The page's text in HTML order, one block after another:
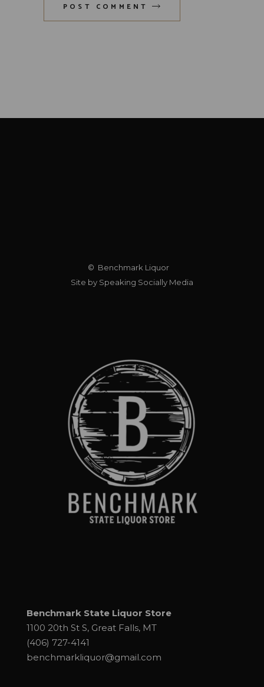
POST COMMENT
© Benchmark Liquor
Site by Speaking Socially Media
Benchmark State Liquor Store
1100 20th St S, Great Falls, MT
(406) 727-4141
benchmarkliquor@gmail.com